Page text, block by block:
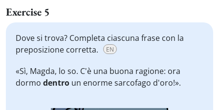
Exercise 5
Dove si trova? Completa ciascuna frase con la
preposizione corretta.
EN
«Sì, Magda, lo so. C'è una buona ragione: ora
dormo dentro un enorme sarcofago d'oro!».